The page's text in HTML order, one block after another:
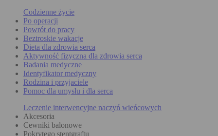
Codzienne życie
Po operacji
Powrót do pracy
Beztroskie wakacje
Dieta dla zdrowia serca
Aktywność fizyczna dla zdrowia serca
Badania medyczne
Identyfikator medyczny
Rodzina i przyjaciele
Pomoc dla umysłu i dla serca
Leczenie interwencyjne naczyń wieńcowych
Akcesoria
Cewniki balonowe
Pokrytego stentgraftu